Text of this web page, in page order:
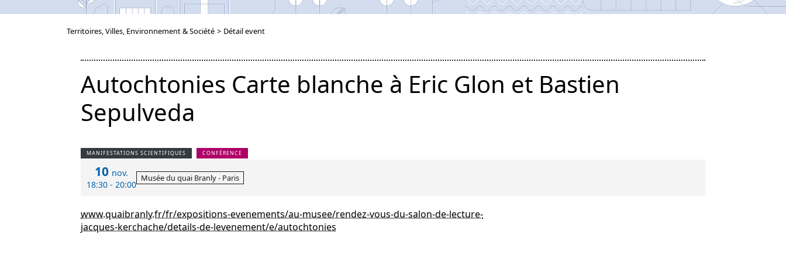
Territoires, Villes, Environnement & Société > Détail event
Autochtonies Carte blanche à Eric Glon et Bastien
Sepulveda
MANIFESTATIONS SCIENTIFIQUES CONFÉRENCE
10 nov.
18:30 - 20:00
Musée du quai Branly - Paris
www.quaibranly.fr/fr/expositions-evenements/au-musee/rendez-vous-du-salon-de-lecture-
jacques-kerchache/details-de-levenement/e/autochtonies